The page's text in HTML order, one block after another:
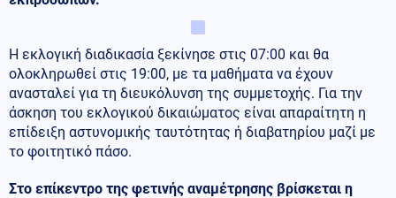
Η εκλογική διαδικασία ξεκίνησε στις 07:00 και θα
ολοκληρωθεί στις 19:00, με τα μαθήματα να έχουν
ανασταλεί για τη διευκόλυνση της συμμετοχής. Για την
άσκηση του εκλογικού δικαιώματος είναι απαραίτητη η
επίδειξη αστυνομικής ταυτότητας ή διαβατηρίου μαζί με
το φοιτητικό πάσο.
Στο επίκεντρο της φετινής αναμέτρησης βρίσκεται η